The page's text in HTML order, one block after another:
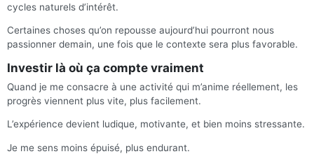
cycles naturels d’intérêt.
Certaines choses qu’on repousse aujourd’hui pourront nous
passionner demain, une fois que le contexte sera plus favorable.
Investir là où ça compte vraiment
Quand je me consacre à une activité qui m’anime réellement, les
progrès viennent plus vite, plus facilement.
L’expérience devient ludique, motivante, et bien moins stressante.
Je me sens moins épuisé, plus endurant.